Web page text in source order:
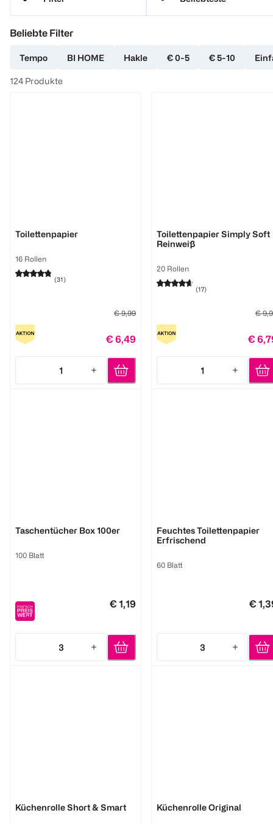
Beliebte Filter
Tempo BI HOME Hakle € 0-5 € 5-10
124 Produkte
Toilettenpapier
16 Rollen
(31)
€ 9,99
€ 6,49
1
Quantity: 1
Toilettenpapier Simply Soft
Reinweiß
20 Rollen
(17)
€
€
1
Quantity: 1
Taschentücher Box 100er
100 Blatt
€ 1,19
3
Quantity: 3
Feuchtes Toilettenpapier
Erfrischend
60 Blatt
€
3
Quantity: 3
Küchenrolle Short & Smart Küchenrolle Original